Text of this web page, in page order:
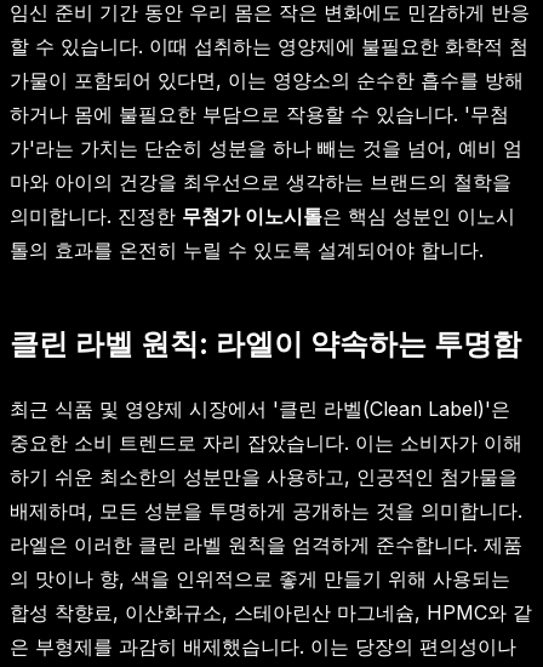
임신 준비 기간 동안 우리 몸은 작은 변화에도 민감하게 반응
할 수 있습니다. 이때 섭취하는 영양제에 불필요한 화학적 첨
가물이 포함되어 있다면, 이는 영양소의 순수한 흡수를 방해
하거나 몸에 불필요한 부담으로 작용할 수 있습니다. '무첨
가'라는 가치는 단순히 성분을 하나 빼는 것을 넘어, 예비 엄
마와 아이의 건강을 최우선으로 생각하는 브랜드의 철학을
의미합니다. 진정한 무첨가 이노시톨은 핵심 성분인 이노시
톨의 효과를 온전히 누릴 수 있도록 설계되어야 합니다.
클린 라벨 원칙: 라엘이 약속하는 투명함
최근 식품 및 영양제 시장에서 '클린 라벨(Clean Label)'은
중요한 소비 트렌드로 자리 잡았습니다. 이는 소비자가 이해
하기 쉬운 최소한의 성분만을 사용하고, 인공적인 첨가물을
배제하며, 모든 성분을 투명하게 공개하는 것을 의미합니다.
라엘은 이러한 클린 라벨 원칙을 엄격하게 준수합니다. 제품
의 맛이나 향, 색을 인위적으로 좋게 만들기 위해 사용되는
합성 착향료, 이산화규소, 스테아린산 마그네슘, HPMC와 같
은 부형제를 과감히 배제했습니다. 이는 당장의 편의성이나